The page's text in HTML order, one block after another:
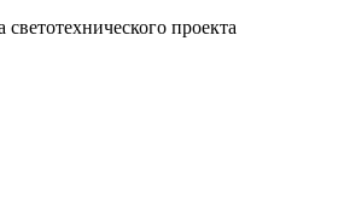
проекта